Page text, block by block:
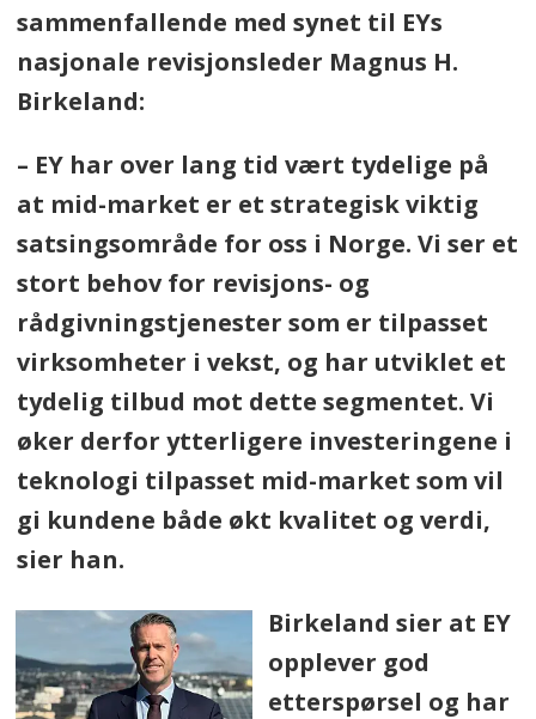
sammenfallende med synet til EYs
nasjonale revisjonsleder Magnus H.
Birkeland:
– EY har over lang tid vært tydelige på
at mid-market er et strategisk viktig
satsingsområde for oss i Norge. Vi ser et
stort behov for revisjons- og
rådgivningstjenester som er tilpasset
virksomheter i vekst, og har utviklet et
tydelig tilbud mot dette segmentet. Vi
øker derfor ytterligere investeringene i
teknologi tilpasset mid-market som vil
gi kundene både økt kvalitet og verdi,
sier han.
Birkeland sier at EY
opplever god
etterspørsel og har